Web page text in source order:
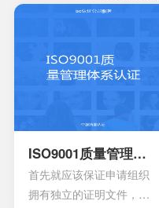
ISO9001质量管理体系认证
首先就应该保证申请组织
拥有独立的证明文件，其